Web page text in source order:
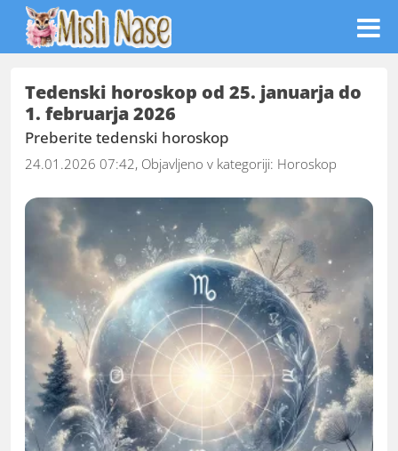
Tedenski horoskop od 25. januarja do
1. februarja 2026
Preberite tedenski horoskop
24.01.2026 07:42, Objavljeno v kategoriji: Horoskop